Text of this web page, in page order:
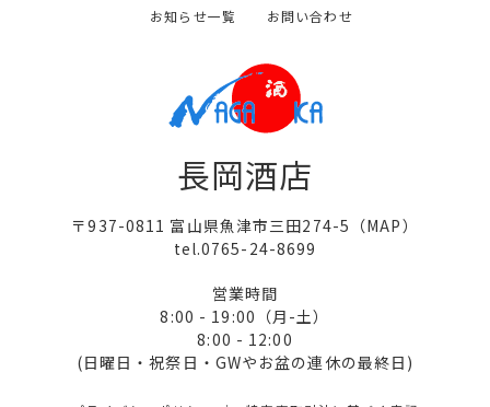
お知らせ一覧
お問い合わせ
長岡酒店
〒937-0811 富山県魚津市三田274-5（MAP）
tel.0765-24-8699
営業時間
8:00 - 19:00（月-土）
8:00 - 12:00
(日曜日・祝祭日・GWやお盆の連休の最終日)